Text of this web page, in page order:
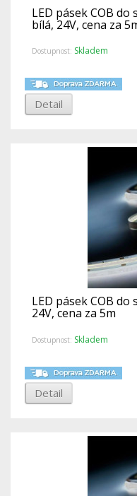
LED pásek COB do
bílá, 24V, cena za
Dostupnost: Skladem
Detail
LED pásek COB do
24V, cena za 5m
Dostupnost: Skladem
Detail